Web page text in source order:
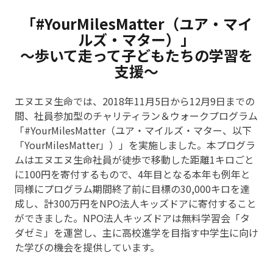
「#YourMilesMatter（ユア・マイ
ルズ・マター）」
～歩いて走って子どもたちの学習を
支援～
エヌエヌ生命では、2018年11月5日から12月9日までの
間、社員参加型のチャリティラン＆ウォークプログラム
「#YourMilesMatter（ユア・マイルズ・マター、以下
「YourMilesMatter」）」を実施しました。本プログラ
ムはエヌエヌ生命社員が徒歩で移動した距離1キロごと
に100円を寄付するもので、4年目となる本年も例年と
同様にプログラム期間終了前に目標の30,000キロを達
成し、計300万円をNPO法人キッズドアに寄付すること
ができました。NPO法人キッズドアは無料学習会「タ
ダゼミ」を運営し、主に高校進学を目指す中学生に向け
た学びの機会を提供しています。